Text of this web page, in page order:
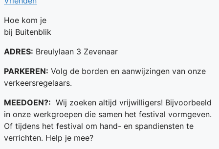
Hoe kom je
bij Buitenblik
ADRES: Breulylaan 3 Zevenaar
PARKEREN: Volg de borden en aanwijzingen van onze
verkeersregelaars.
MEEDOEN?: Wij zoeken altijd vrijwilligers! Bijvoorbeeld
in onze werkgroepen die samen het festival vormgeven.
Of tijdens het festival om hand- en spandiensten te
verrichten. Help je mee?